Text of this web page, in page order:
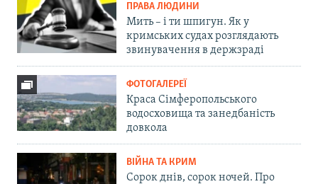
ПРАВА ЛЮДИНИ
Мить – і ти шпигун. Як у
кримських судах розглядають
звинувачення в держзраді
ФОТОГАЛЕРЕЇ
Краса Сімферопольського
водосховища та занедбаність
довкола
ВІЙНА ТА КРИМ
Сорок днів, сорок ночей. Про